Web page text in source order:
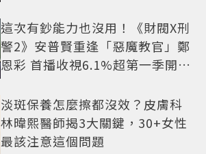
這次有鈔能力也沒用！《財閥X刑
警2》安普賢重逢「惡魔教官」鄭
恩彩 首播收視6.1%超第一季開紅
淡斑保養怎麼擦都沒效？皮膚科
林暐熙醫師揭3大關鍵，30+女性
最該注意這個問題